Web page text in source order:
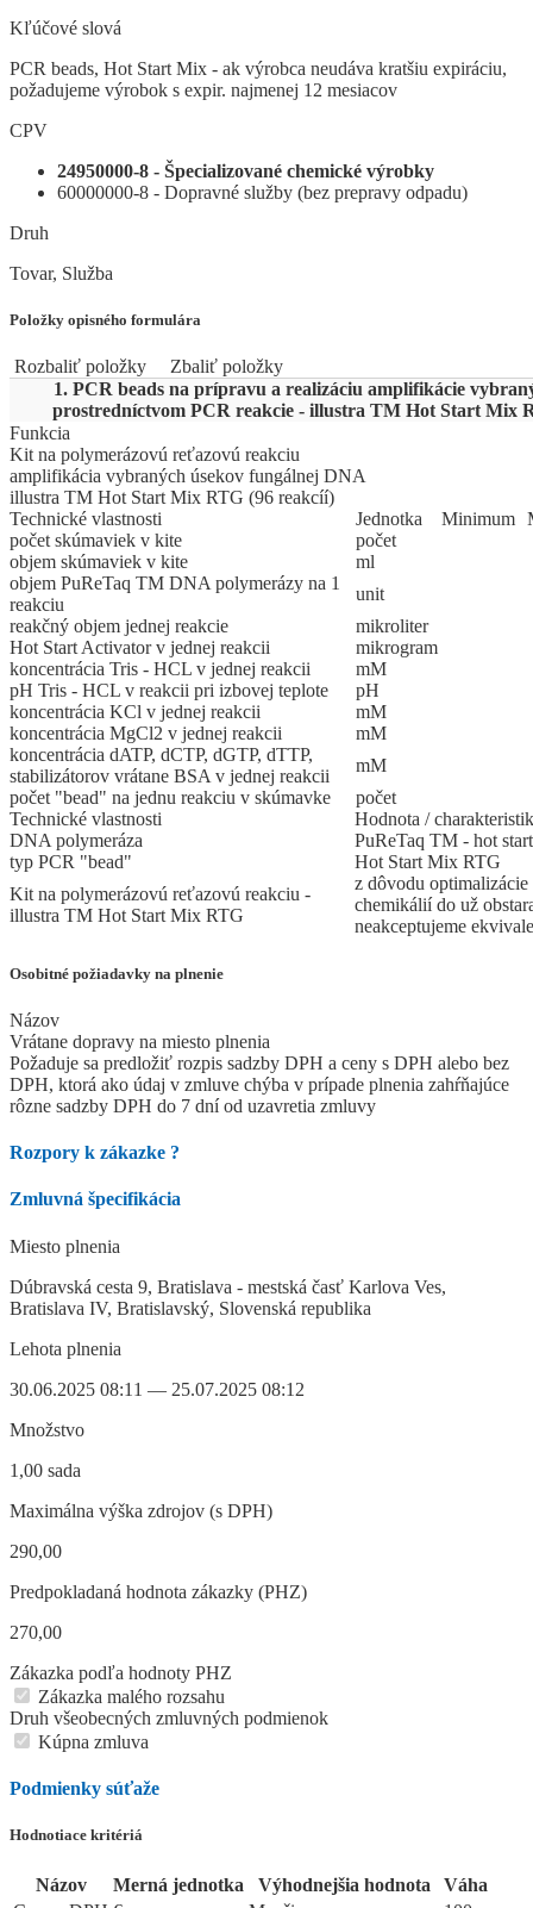
Kľúčové slová
PCR beads, Hot Start Mix - ak výrobca neudáva kratšiu expiráciu,
požadujeme výrobok s expir. najmenej 12 mesiacov
CPV
24950000-8 - Špecializované chemické výrobky
60000000-8 - Dopravné služby (bez prepravy odpadu)
Druh
Tovar, Služba
Položky opisného formulára
Rozbaliť položky
Zbaliť položky
1. PCR beads na prípravu a realizáciu amplifikácie
prostredníctvom PCR reakcie - illustra TM Hot Start Mix
Funkcia
Kit na polymerázovú reťazovú reakciu
amplifikácia vybraných úsekov fungálnej DNA
illustra TM Hot Start Mix RTG (96 reakcíí)
Technické vlastnosti
Jed­not­ka Mi­ni­mum
počet skúmaviek v kite
počet
objem skúmaviek v kite
ml
objem PuReTaq TM DNA polymerázy na 1
reakciu
unit
reakčný objem jednej reakcie
mikroliter
Hot Start Activator v jednej reakcii
mikrogram
koncentrácia Tris - HCL v jednej reakcii
mM
pH Tris - HCL v reakcii pri izbovej teplote
pH
koncentrácia KCl v jednej reakcii
mM
koncentrácia MgCl2 v jednej reakcii
mM
koncentrácia dATP, dCTP, dGTP, dTTP,
stabilizátorov vrátane BSA v jednej reakcii
mM
počet "bead" na jednu reakciu v skúmavke
počet
Technické vlastnosti
Hodnota /
DNA polymeráza
PuReTaq TM - hot start
typ PCR "bead"
Hot Start Mix RTG
Kit na polymerázovú reťazovú reakciu -
illustra TM Hot Start Mix RTG
z dôvodu
chemikálií do už
neakceptujeme
Osobitné požiadavky na plnenie
Názov
Vrátane dopravy na miesto plnenia
Požaduje sa predložiť rozpis sadzby DPH a ceny s DPH alebo bez
DPH, ktorá ako údaj v zmluve chýba v prípade plnenia zahŕňajúce
rôzne sadzby DPH do 7 dní od uzavretia zmluvy
Rozpory k zákazke ?
Zmluvná špecifikácia
Miesto plnenia
Dúbravská cesta 9, Bratislava - mestská časť Karlova Ves,
Bratislava IV, Bratislavský, Slovenská republika
Lehota plnenia
30.06.2025 08:11 — 25.07.2025 08:12
Množstvo
1,00 sada
Maximálna výška zdrojov (s DPH)
290,00
Predpokladaná hodnota zákazky (PHZ)
270,00
Zákazka podľa hodnoty PHZ
Zákazka malého rozsahu
Druh všeobecných zmluvných podmienok
Kúpna zmluva
Podmienky súťaže
Hodnotiace kritériá
Názov Merná jednotka Výhodnejšia hodnota
Váha